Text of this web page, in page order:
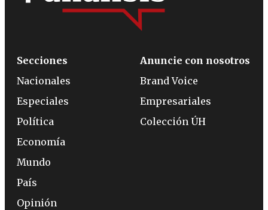
Secciones
Nacionales
Especiales
Política
Economía
Mundo
País
Opinión
Anuncie con nosotros
Brand Voice
Empresariales
Colección ÚH